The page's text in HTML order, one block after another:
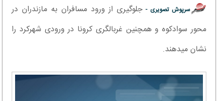
سرپوش تصویری - جلوگیری از ورود مسافران به مازندران در
محور سوادکوه‎ و همچنین غربالگری کرونا در ورودی شهرکرد را
نشان میدهند.